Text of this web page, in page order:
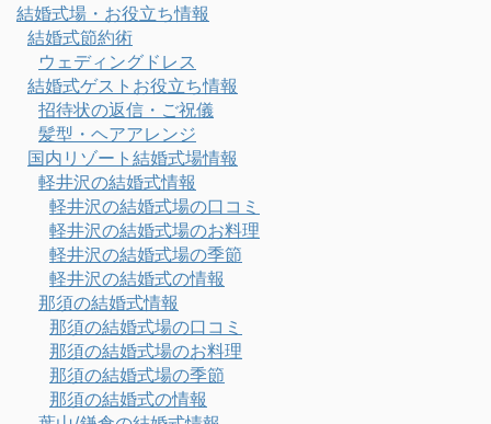
結婚式場・お役立ち情報
結婚式節約術
ウェディングドレス
結婚式ゲストお役立ち情報
招待状の返信・ご祝儀
髪型・ヘアアレンジ
国内リゾート結婚式場情報
軽井沢の結婚式情報
軽井沢の結婚式場の口コミ
軽井沢の結婚式場のお料理
軽井沢の結婚式場の季節
軽井沢の結婚式の情報
那須の結婚式情報
那須の結婚式場の口コミ
那須の結婚式場のお料理
那須の結婚式場の季節
那須の結婚式の情報